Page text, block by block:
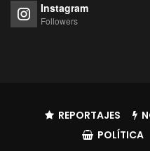
Instagram
Followers
REPORTAJES
POLÍTICA